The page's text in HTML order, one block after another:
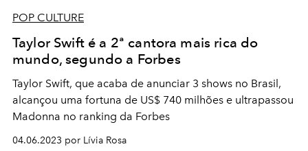
POP CULTURE
Taylor Swift é a 2ª cantora mais rica do
mundo, segundo a Forbes
Taylor Swift, que acaba de anunciar 3 shows no Brasil,
alcançou uma fortuna de US$ 740 milhões e ultrapassou
Madonna no ranking da Forbes
04.06.2023 por Lívia Rosa